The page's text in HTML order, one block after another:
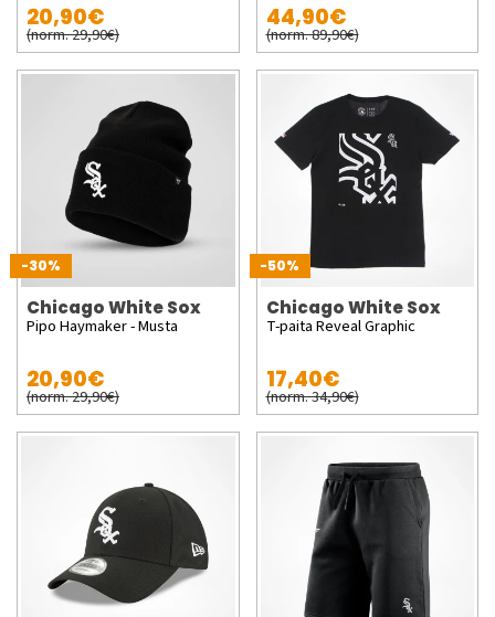
20,90€
(norm. 29,90€)
44,90€
(norm. 89,90€)
-30%
Chicago White Sox
Pipo Haymaker - Musta
20,90€
(norm. 29,90€)
-50%
Chicago White Sox
T-paita Reveal Graphic
17,40€
(norm. 34,90€)